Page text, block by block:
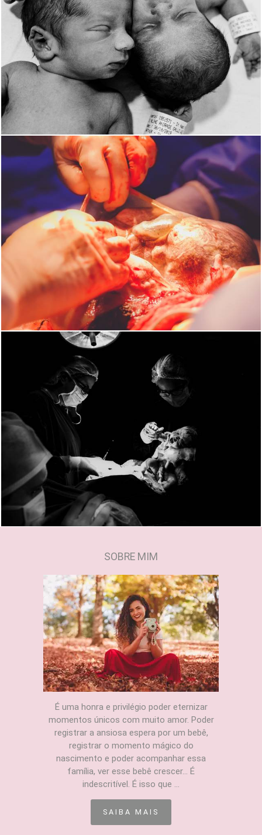
1621 0
1751 0
1767 84
SOBRE MIM
É uma honra e privilégio poder eternizar
momentos únicos com muito amor. Poder
registrar a ansiosa espera por um bebê,
registrar o momento mágico do
nascimento e poder acompanhar essa
família, ver esse bebê crescer... É
indescritível. É isso que ...
SAIBA MAIS